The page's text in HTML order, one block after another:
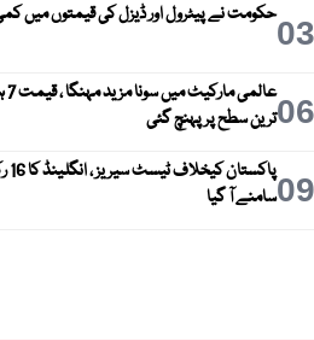
03حکومت نے پیٹرول اور ڈیزل کی قیمتوں میں
06ترین سطح پر پہنچ گئی
09سامنے آ گیا